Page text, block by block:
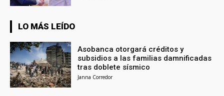
LO MÁS LEÍDO
Asobanca otorgará créditos y
subsidios a las familias damnificadas
tras doblete sísmico
Janna Corredor